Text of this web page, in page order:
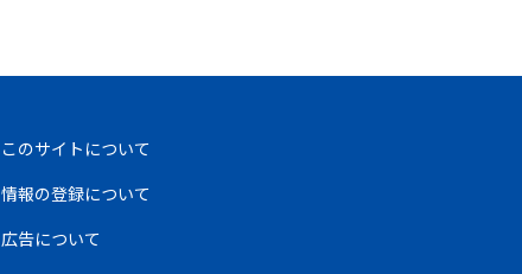
このサイトについて
情報の登録について
広告について